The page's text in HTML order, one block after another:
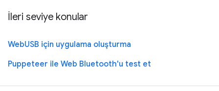
İleri seviye konular
WebUSB için uygulama oluşturma
Puppeteer ile Web Bluetooth'u test et